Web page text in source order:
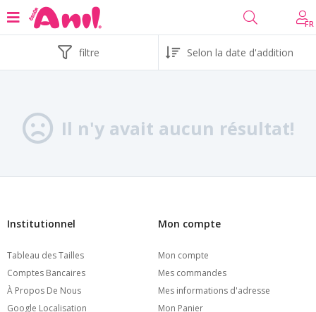
FR
filtre
Il n'y avait aucun résultat!
Institutionnel
Tableau des Tailles
Comptes Bancaires
À Propos De Nous
Google Localisation
Mon compte
Mon compte
Mes commandes
Mes informations d'adresse
Mon Panier